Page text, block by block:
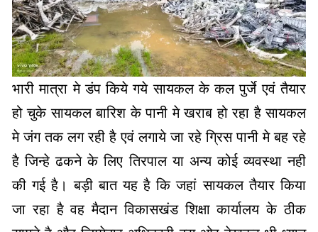
भारी मात्रा मे डंप किये गये सायकल के कल पुर्जे एवं तैयार
हो चुके सायकल बारिश के पानी मे खराब हो रहा है सायकल
मे जंग तक लग रही है एवं लगाये जा रहे ग्रिस पानी मे बह रहे
है जिन्हे ढकने के लिए तिरपाल या अन्य कोई व्यवस्था नही
की गई है। बड़ी बात यह है कि जहां सायकल तैयार किया
जा रहा है वह मैदान विकासखंड शिक्षा कार्यालय के ठीक